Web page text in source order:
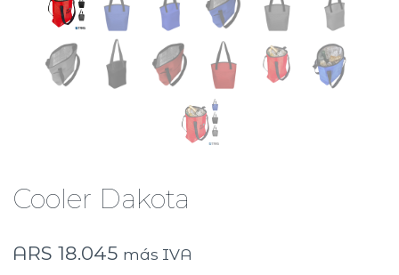
Cooler Dakota
ARS 18.045 más IVA